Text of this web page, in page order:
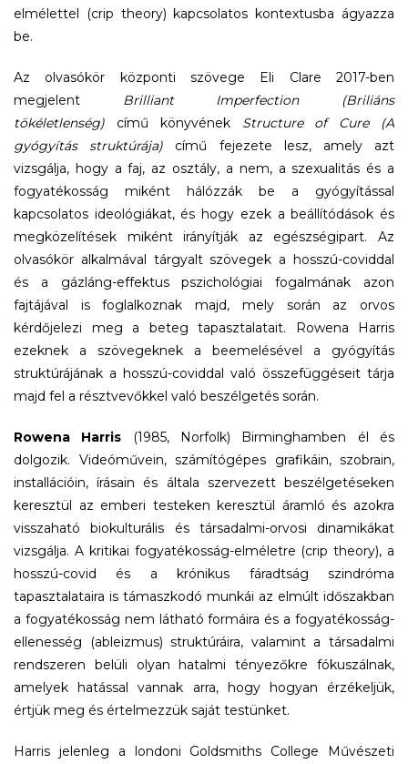
elmélettel (crip theory) kapcsolatos kontextusba ágyazza
be.
Az olvasókör központi szövege Eli Clare 2017-ben
megjelent Brilliant Imperfection (Briliáns
tökéletlenség) című könyvének Structure of Cure (A
gyógyítás struktúrája) című fejezete lesz, amely azt
vizsgálja, hogy a faj, az osztály, a nem, a szexualitás és a
fogyatékosság miként hálózzák be a gyógyítással
kapcsolatos ideológiákat, és hogy ezek a beállítódások és
megközelítések miként irányítják az egészségipart. Az
olvasókör alkalmával tárgyalt szövegek a hosszú-coviddal
és a gázláng-effektus pszichológiai fogalmának azon
fajtájával is foglalkoznak majd, mely során az orvos
kérdőjelezi meg a beteg tapasztalatait. Rowena Harris
ezeknek a szövegeknek a beemelésével a gyógyítás
struktúrájának a hosszú-coviddal való összefüggéseit tárja
majd fel a résztvevőkkel való beszélgetés során.
Rowena Harris (1985, Norfolk) Birminghamben él és
dolgozik. Videóművein, számítógépes grafikáin, szobrain,
installációin, írásain és általa szervezett beszélgetéseken
keresztül az emberi testeken keresztül áramló és azokra
visszaható biokulturális és társadalmi-orvosi dinamikákat
vizsgálja. A kritikai fogyatékosság-elméletre (crip theory), a
hosszú-covid és a krónikus fáradtság szindróma
tapasztalataira is támaszkodó munkái az elmúlt időszakban
a fogyatékosság nem látható formáira és a fogyatékosság-
ellenesség (ableizmus) struktúráira, valamint a társadalmi
rendszeren belüli olyan hatalmi tényezőkre fókuszálnak,
amelyek hatással vannak arra, hogy hogyan érzékeljük,
értjük meg és értelmezzük saját testünket.
Harris jelenleg a londoni Goldsmiths College Művészeti